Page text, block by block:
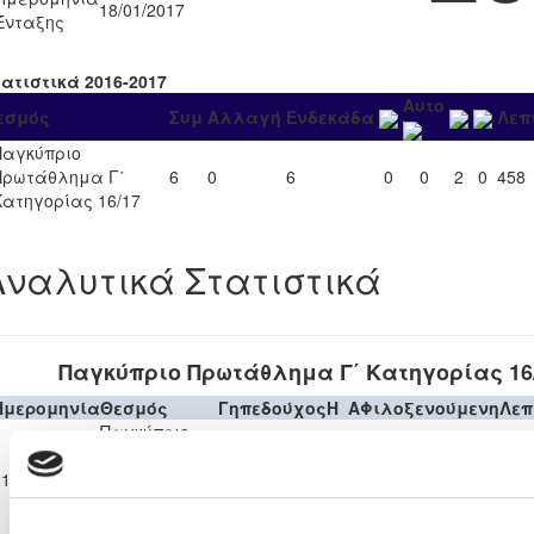
18/01/2017
2016-2017
Συμ Αλλαγή Ενδεκάδα Αυτο
Γ΄
16/17
6 0 6 0 0 2 0 458
Στατιστικά
Παγκύπριο Πρωτάθλημα Γ΄ Κατηγορίας
Θεσμός ΓηπεδούχοςH AΦιλοξενούμενη
01-2017
Παγκύπριο
Κατηγορίας